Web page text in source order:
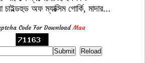
চাইল্ডহুড অফ ম্যাক্সিম গোর্কি, মাদার...
Code For DownloadMaa